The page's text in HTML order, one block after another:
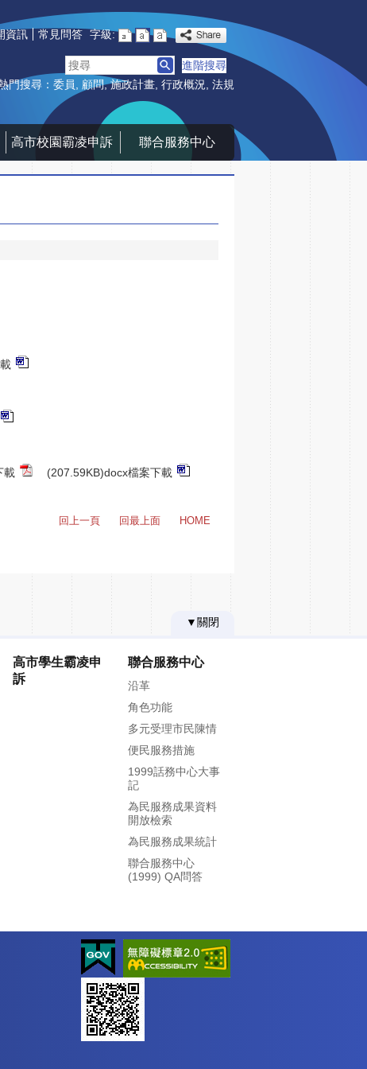
資訊 常見問答 字級:
搜
尋
進階搜尋
門搜尋： 委員 顧問 施政計畫 行政概況 法規
高市校園霸凌申訴 聯合服務中心
載 (207.59KB)docx檔案下載
回上一頁 回最上面 HOME
▼關閉
高市學生霸凌申
訴
聯合服務中心
沿革
角色功能
多元受理市民陳情
便民服務措施
1999話務中心大事
記
為民服務成果資料
開放檢索
為民服務成果統計
聯合服務中心
(1999) QA問答